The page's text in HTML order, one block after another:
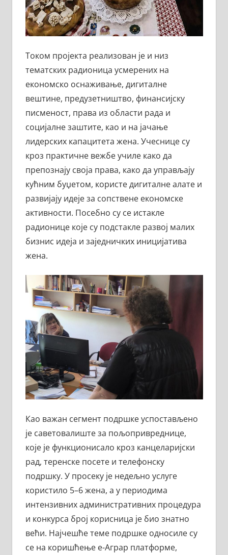
Током пројекта реализован је и низ
тематских радионица усмерених на
економско оснаживање, дигиталне
вештине, предузетништво, финансијску
писменост, права из области рада и
социјалне заштите, као и на јачање
лидерских капацитета жена. Учеснице су
кроз практичне вежбе училе како да
препознају своја права, како да управљају
кућним буџетом, користе дигиталне алате и
развијају идеје за сопствене економске
активности. Посебно су се истакле
радионице које су подстакле развој малих
бизнис идеја и заједничких иницијатива
жена.
Као важан сегмент подршке успостављено
је саветовалиште за пољопривреднице,
које је функционисало кроз канцеларијски
рад, теренске посете и телефонску
подршку. У просеку је недељно услуге
користило 5–6 жена, а у периодима
интензивних административних процедура
и конкурса број корисница је био знатно
већи. Најчешће теме подршке односиле су
се на коришћење е-Аграр платформе,